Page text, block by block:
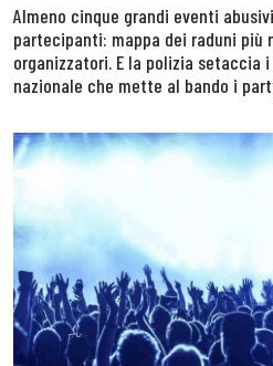
Almeno cinque grandi eventi
partecipanti: mappa dei raduni più
organizzatori. E la polizia setaccia
nazionale che mette al bando i